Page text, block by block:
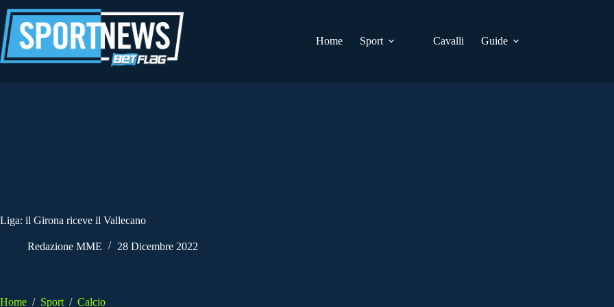
al
contenuto
Home
Sport Cavalli Guide
Liga: il Girona riceve il Vallecano
Redazione MME 28 Dicembre 2022
Home / Sport / Calcio